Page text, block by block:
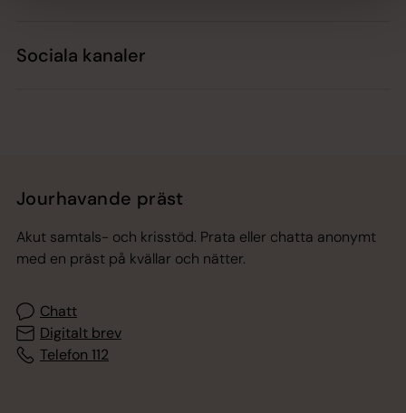
Sociala kanaler
Jourhavande präst
Akut samtals- och krisstöd. Prata eller chatta anonymt
med en präst på kvällar och nätter.
Chatt
Digitalt brev
Telefon 112